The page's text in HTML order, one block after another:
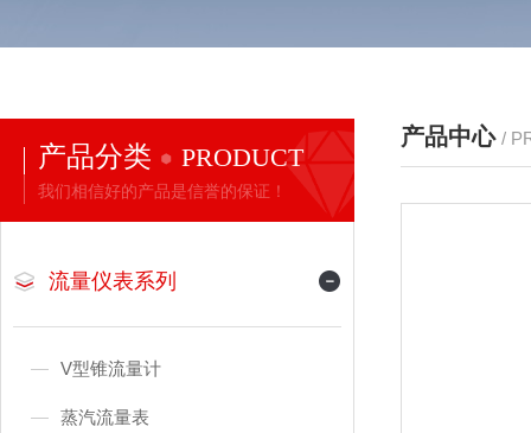
产品分类 PRODUCT
我们相信好的产品是信誉的保证！
流量仪表系列
V型锥流量计
蒸汽流量表
产品中心 /